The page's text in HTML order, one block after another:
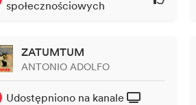
społecznościowych
ZATUMTUM
ANTONIO ADOLFO
Udostępniono na kanale